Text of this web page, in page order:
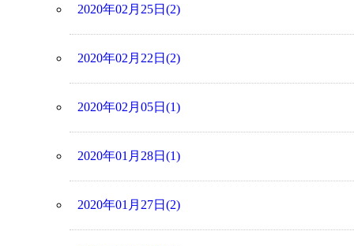
2020年02月25日(2)
2020年02月22日(2)
2020年02月05日(1)
2020年01月28日(1)
2020年01月27日(2)